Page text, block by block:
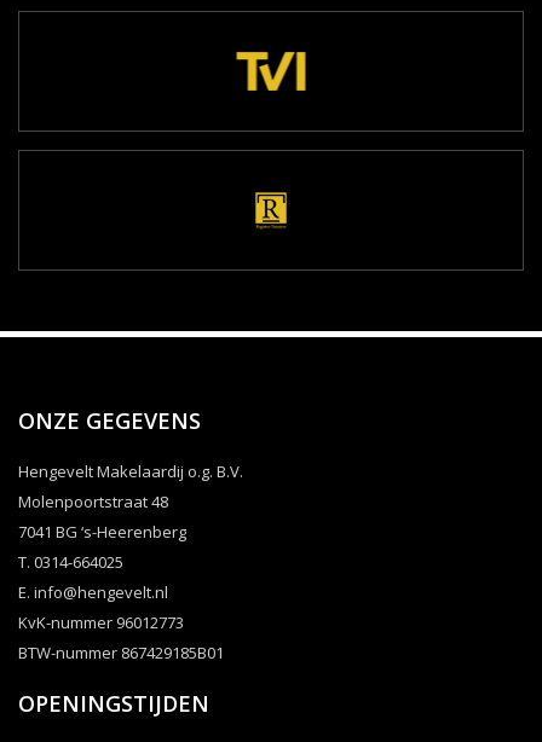
ONZE GEGEVENS
Hengevelt Makelaardij o.g. B.V.
Molenpoortstraat 48
7041 BG ‘s-Heerenberg
T. 0314-664025
E. info@hengevelt.nl
KvK-nummer 96012773
BTW-nummer 867429185B01
OPENINGSTIJDEN